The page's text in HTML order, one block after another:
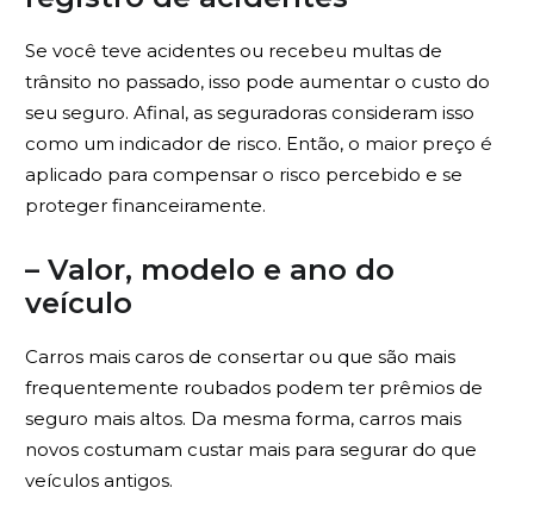
Se você teve acidentes ou recebeu multas de
trânsito no passado, isso pode aumentar o custo do
seu seguro. Afinal, as seguradoras consideram isso
como um indicador de risco. Então, o maior preço é
aplicado para compensar o risco percebido e se
proteger financeiramente.
– Valor, modelo e ano do
veículo
Carros mais caros de consertar ou que são mais
frequentemente roubados podem ter prêmios de
seguro mais altos. Da mesma forma, carros mais
novos costumam custar mais para segurar do que
veículos antigos.